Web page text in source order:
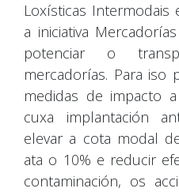
Loxísticas
a iniciativa
potenciar o
mercadorías. Para iso
medidas de impacto
cuxa implantación
elevar a cota modal
ata o 10% e reducir
contaminación, os